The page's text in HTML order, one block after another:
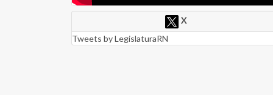
X
Tweets by LegislaturaRN